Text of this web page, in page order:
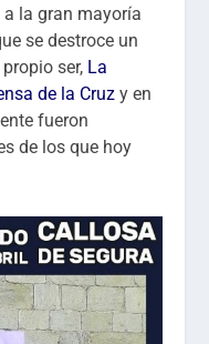
la gran mayoría
se destroce un
ser, La
de la Cruz y en
fueron
de los que hoy